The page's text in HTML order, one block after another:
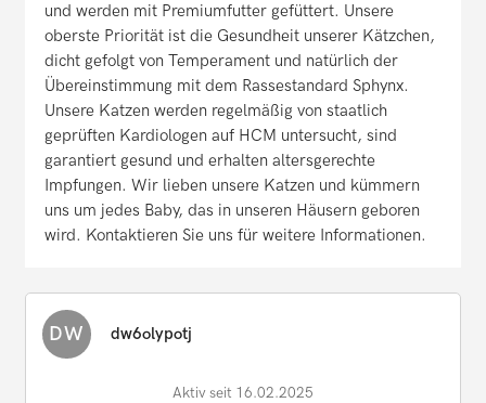
und werden mit Premiumfutter gefüttert. Unsere
oberste Priorität ist die Gesundheit unserer Kätzchen,
dicht gefolgt von Temperament und natürlich der
Übereinstimmung mit dem Rassestandard Sphynx.
Unsere Katzen werden regelmäßig von staatlich
geprüften Kardiologen auf HCM untersucht, sind
garantiert gesund und erhalten altersgerechte
Impfungen. Wir lieben unsere Katzen und kümmern
uns um jedes Baby, das in unseren Häusern geboren
wird. Kontaktieren Sie uns für weitere Informationen.
DW dw6olypotj
Aktiv seit 16.02.2025